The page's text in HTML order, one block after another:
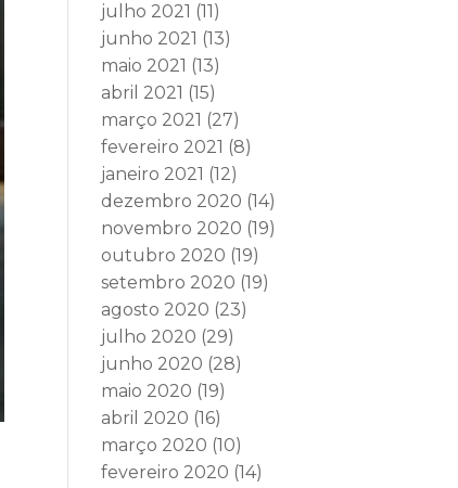
julho 2021 (11)
junho 2021 (13)
maio 2021 (13)
abril 2021 (15)
março 2021 (27)
fevereiro 2021 (8)
janeiro 2021 (12)
dezembro 2020 (14)
novembro 2020 (19)
outubro 2020 (19)
setembro 2020 (19)
agosto 2020 (23)
julho 2020 (29)
junho 2020 (28)
maio 2020 (19)
abril 2020 (16)
março 2020 (10)
fevereiro 2020 (14)